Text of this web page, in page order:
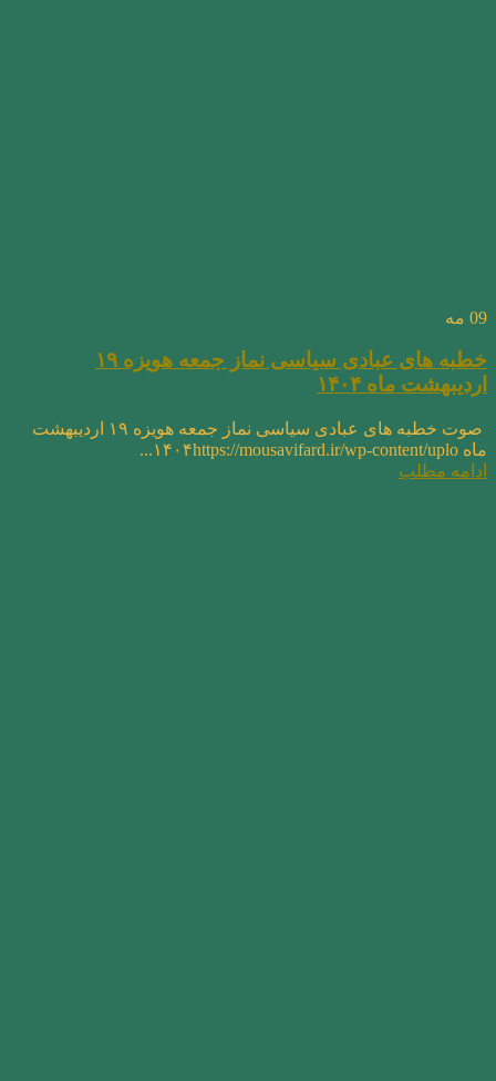
09 مه
خطبه های عبادی سیاسی نماز جمعه هویزه ۱۹
اردیبهشت ماه ۱۴۰۴
صوت خطبه های عبادی سیاسی نماز جمعه هویزه ۱۹ اردیبهشت
ماه ۱۴۰۴https://mousavifard.ir/wp-content/uplo...
ادامه مطلب